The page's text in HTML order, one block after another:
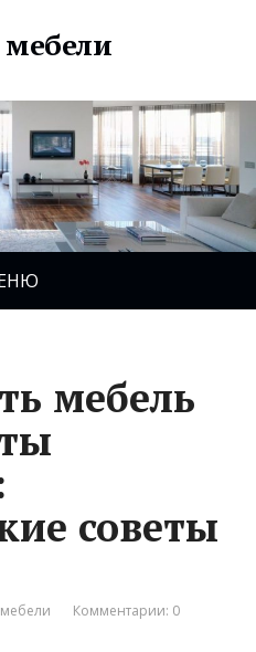
мебели
мебель
советы
Комментарии: 0